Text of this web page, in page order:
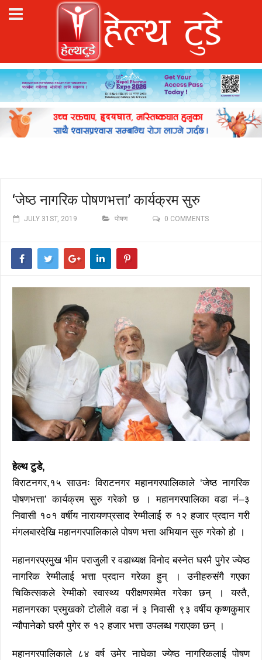
‘जेष्ठ नागरिक पोषणभत्ता’ कार्यक्रम सुरु
JULY 31ST, 2019 पोषण 0 COMMENTS
हेल्थ टुडे,
विराटनगर,१५ साउनः विराटनगर महानगरपालिकाले ‘जेष्ठ नागरिक
पोषणभत्ता’ कार्यक्रम सुरु गरेको छ । महानगरपालिका वडा नं–३
निवासी १०१ वर्षीय नारायणप्रसाद रेग्मीलाई रु १२ हजार प्रदान गरी
मंगलबारदेखि महानगरपालिकाले पोषण भत्ता अभियान सुरु गरेको हो ।
महानगरप्रमुख भीम पराजुली र वडाध्यक्ष विनोद बस्नेत घरमै पुगेर ज्येष्ठ
नागरिक रेग्मीलाई भत्ता प्रदान गरेका हुन् । उनीहरुसंगै गएका
चिकित्सकले रेग्मीको स्वास्थ्य परीक्षणसमेत गरेका छन् । यस्तै,
महानगरका प्रमुखको टोलीले वडा नं ३ निवासी ९३ वर्षीय कृष्णकुमार
न्यौपानेको घरमै पुगेर रु १२ हजार भत्ता उपलब्ध गराएका छन् ।
महानगरपालिकाले ८४ वर्ष उमेर नाघेका ज्येष्ठ नागरिकलाई पोषण